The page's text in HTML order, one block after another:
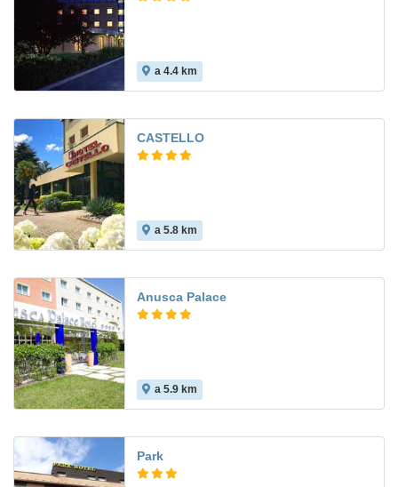
a 4.4 km
CASTELLO
a 5.8 km
Anusca Palace
a 5.9 km
Park